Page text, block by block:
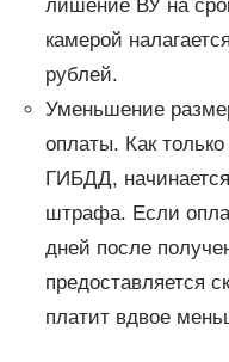
лишение ВУ на
камерой
рублей.
Уменьшение
оплаты. Как
ГИБДД,
штрафа. Если
дней после
предоставляется
платит вдвое